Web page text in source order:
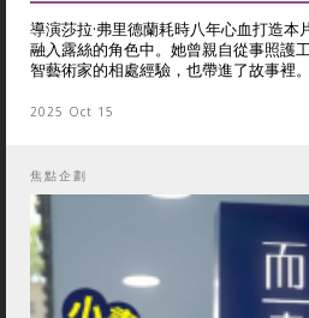
導演莎拉·弗里德蘭耗時八年心血打造
融入露絲的角色中。她曾親自從事照護
智藝術家的相處經驗，也帶進了故事裡。
2025 Oct 15
焦點企劃